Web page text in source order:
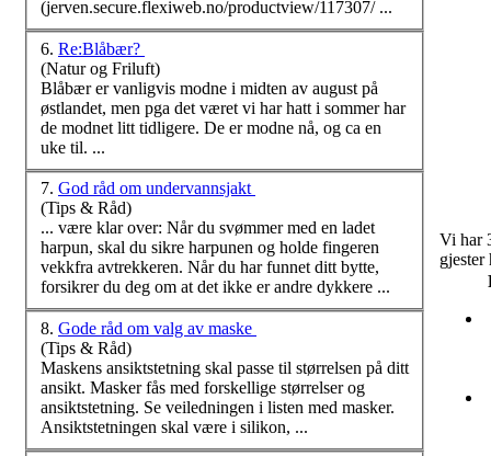
(jerven.secure.flexiweb.no/productview/117307/ ...
6. Re:Blåbær?
(Natur og Friluft)
Blåbær er vanligvis modne i midten av august på
østlandet, men pga det været vi har hatt i sommer har
de modnet litt tidligere. De er modne nå, og ca en
uke til. ...
7. God råd om undervannsjakt
(Tips & Råd)
... være klar over: Når du svømmer med en ladet
harpun, skal du sikre harpunen og holde fingeren
vekkfra avtrekkeren. Når du har funnet ditt bytte,
forsikrer du deg om at det ikke er andre dykkere ...
8. Gode råd om valg av maske
(Tips & Råd)
Maskens ansiktstetning skal passe til størrelsen på ditt
ansikt. Masker fås med forskellige størrelser og
ansiktstetning. Se veiledningen i listen med masker.
Ansiktstetningen skal være i silikon, ...
Vi har
gjester